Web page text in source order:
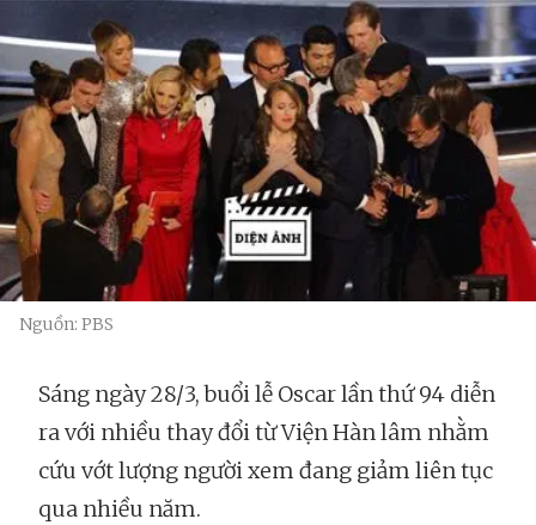
Nguồn: PBS
Sáng ngày 28/3, buổi lễ Oscar lần thứ 94 diễn
ra với nhiều thay đổi từ Viện Hàn lâm nhằm
cứu vớt lượng người xem đang giảm liên tục
qua nhiều năm.